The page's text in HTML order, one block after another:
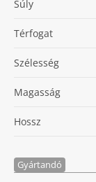
Súly
Térfogat
Szélesség
Magasság
Hossz
Gyártandó